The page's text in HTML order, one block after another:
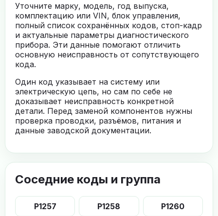
Уточните марку, модель, год выпуска,
комплектацию или VIN, блок управления,
полный список сохранённых кодов, стоп-кадр
и актуальные параметры диагностического
прибора. Эти данные помогают отличить
основную неисправность от сопутствующего
кода.
Один код указывает на систему или
электрическую цепь, но сам по себе не
доказывает неисправность конкретной
детали. Перед заменой компонентов нужны
проверка проводки, разъёмов, питания и
данные заводской документации.
Соседние коды и группа
P1257 P1258 P1260